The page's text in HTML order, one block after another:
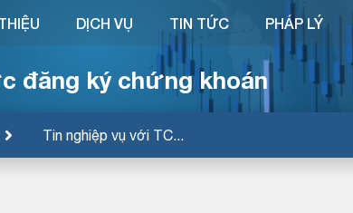
đăng ký chứng khoán
Tin nghiệp vụ với TC...
DỊCH VỤ TIN TỨC PHÁP LÝ